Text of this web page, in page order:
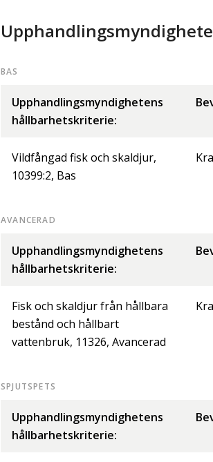
BAS
Upphandlingsmyndighetens
hållbarhetskriterie:
Vildfångad fisk och skaldjur,
10399:2, Bas
AVANCERAD
Upphandlingsmyndighetens
hållbarhetskriterie:
Fisk och skaldjur från hållbara
bestånd och hållbart
vattenbruk, 11326, Avancerad
SPJUTSPETS
Upphandlingsmyndighetens
hållbarhetskriterie: